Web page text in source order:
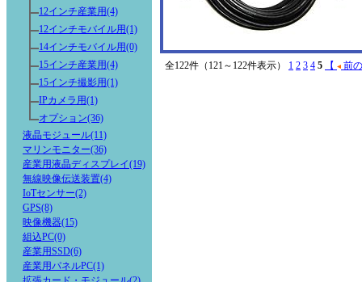
12インチ産業用(4)
12インチモバイル用(1)
14インチモバイル用(0)
15インチ産業用(4)
15インチ撮影用(1)
IPカメラ用(1)
オプション(36)
液晶モジュール(11)
マリンモニター(36)
産業用液晶ディスプレイ(19)
無線映像伝送装置(4)
IoTセンサー(2)
GPS(8)
映像機器(15)
組込PC(0)
産業用SSD(6)
産業用パネルPC(1)
全122件（121～122件表示） 1 2 3 4 5 【 前